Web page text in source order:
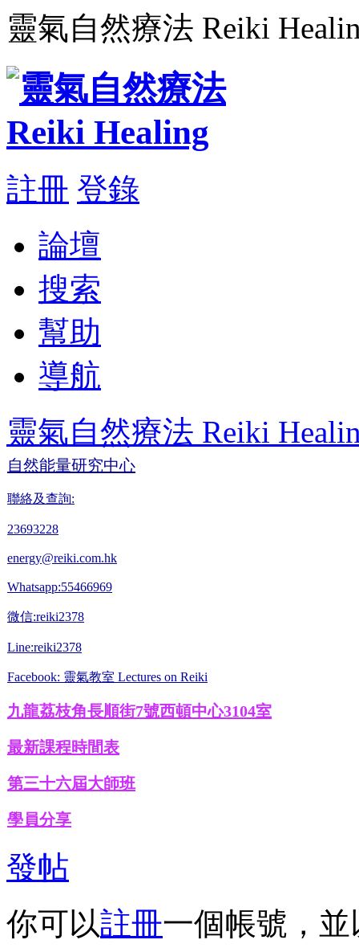
靈氣自然療法 Reiki
註冊 登錄
論壇
搜索
幫助
導航
靈氣自然療法 Reiki
自然能量研究中心
聯絡及查詢:
23693228
energy@reiki.com.hk
Whatsapp:55466969
微信:reiki2378
Line:reiki2378
Facebook: 靈氣教室 Lectures on Reiki
九龍荔枝角長順街7號西頓中心3104室
最新課程時間表
第三十六屆大師班
學員分享
發帖
你可以註冊一個帳號，並